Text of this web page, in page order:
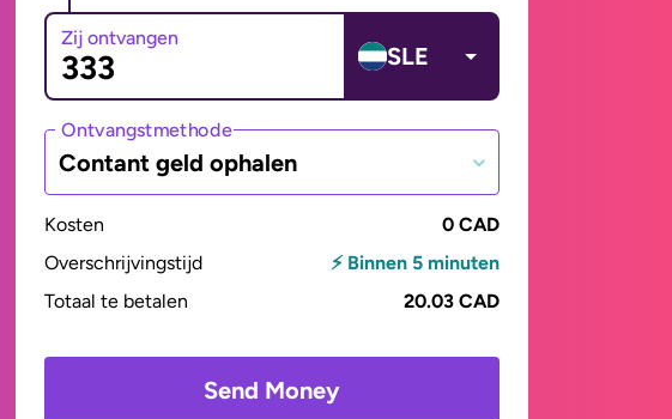
Zij ontvangen
SLE
Ontvangstmethode
Contant geld ophalen
Kosten
0 CAD
Overschrijvingstijd
⚡ Binnen 5 minuten
Totaal te betalen
20.03 CAD
Send Money